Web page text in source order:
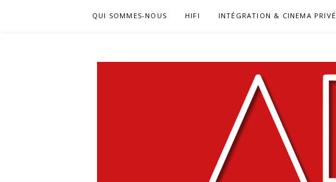
QUI SOMMES-NOUS HIFI INTÉGRATION & CINEMA PRIVÉ